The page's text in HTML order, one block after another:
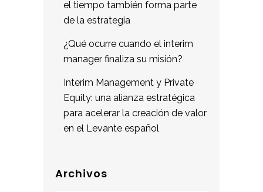
el tiempo también forma parte
de la estrategia
¿Qué ocurre cuando el interim
manager finaliza su misión?
Interim Management y Private
Equity: una alianza estratégica
para acelerar la creación de valor
en el Levante español
Archivos